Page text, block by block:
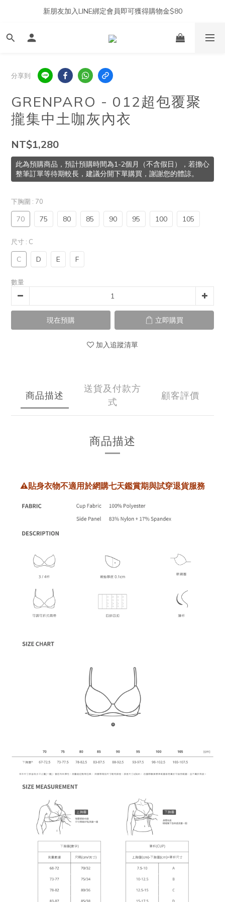
新朋友加入LINE綁定會員即可獲得購物金$80
分享到
GRENPARO - 012超包覆聚
攏集中土咖灰內衣
NT$1,280
此為預購商品，預計預購時間為1-2個月（不含假日），若擔心
整筆訂單等待期較長，建議分開下單購買，謝謝您的體諒。
下胸圍 : 70
70 75 80 85 90 95 100 105
尺寸 : C
C D E F
數量
現在預購 立即購買
加入追蹤清單
商品描述
送貨及付款方
式
顧客評價
商品描述
⚠️貼身衣物不適用於網購七天鑑賞期與試穿退貨服務